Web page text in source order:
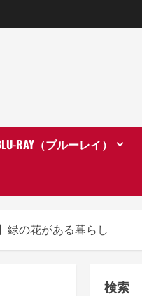
RAY（ブルーレイ）
緑の花がある暮らし
検索